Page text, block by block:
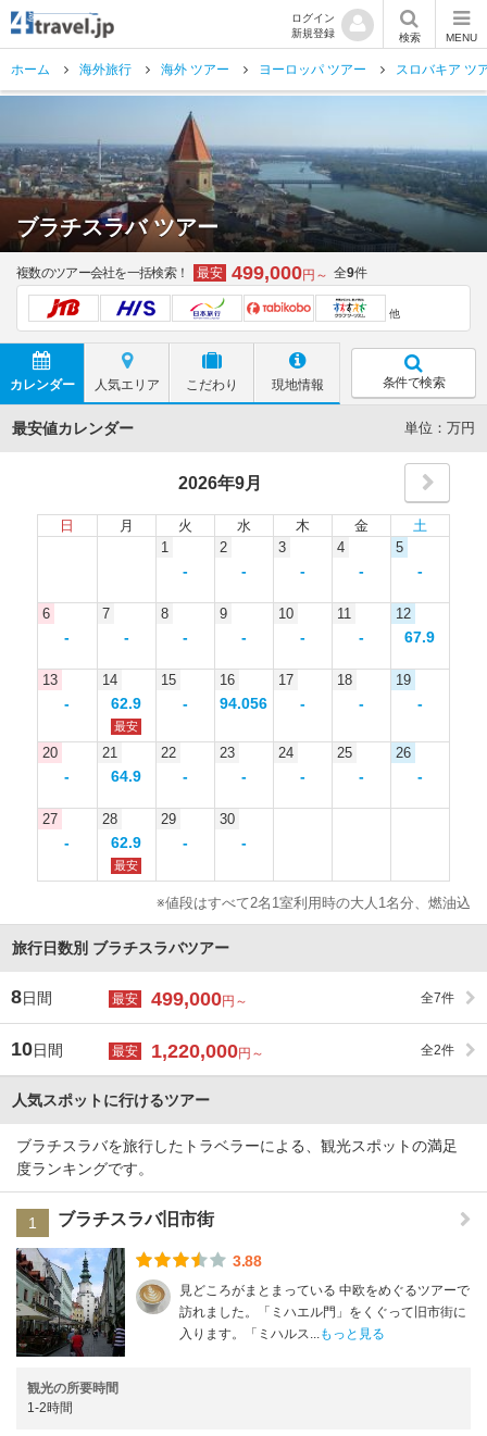
ログイン
新規登録
検索 MENU
ホーム 海外旅行 海外 ツアー ヨーロッパ ツアー スロバキア ツ
ブラチスラバ ツアー
複数のツアー会社を一括検索！ 最安 499,000円～ 全9件
他
カレンダー 人気エリア こだわり 現地情報 条件で検索
最安値カレンダー 単位：万円
2026年9月
日 月 火 水 木 金
土
1
-
2
-
3
-
4
-
5
-
6
-
7
-
8
-
9
-
10
-
11
-
12
67.9
13
-
14
62.9
最安
15
-
16
94.056
17
-
18
-
19
-
20
-
21
64.9
22
-
23
-
24
-
25
-
26
-
27
-
28
62.9
最安
29
-
30
-
※値段はすべて2名1室利用時の大人1名分、燃油込
旅行日数別 ブラチスラバツアー
8日間 最安 499,000円～ 全7件
10日間 最安 1,220,000円～ 全2件
人気スポットに行けるツアー
ブラチスラバを旅行したトラベラーによる、観光スポットの満足
度ランキングです。
1 ブラチスラバ旧市街
3.88
見どころがまとまっている 中欧をめぐるツアーで
訪れました。「ミハエル門」をくぐって旧市街に
入ります。「ミハルス...もっと見る
観光の所要時間
1-2時間